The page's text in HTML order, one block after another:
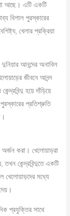
আছে। এটি একটি
বিশাল পুরস্কারের
খেলার প্রক্রিয়া
আনন্দের অনাবিল
জীবনে আনন্দ
হয়ে দাঁড়িয়ে
প্রতিশ্রুতি
অর্জন করা। খেলোয়াড়রা
তখন কেন্দ্রবিন্দুতে একটি
খেলোয়াড়দের মধ্যে
প্রযুক্তির সাথে